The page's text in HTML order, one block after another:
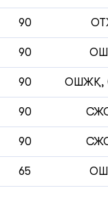
90
90
90 ОШЖҚ,
90
90
65